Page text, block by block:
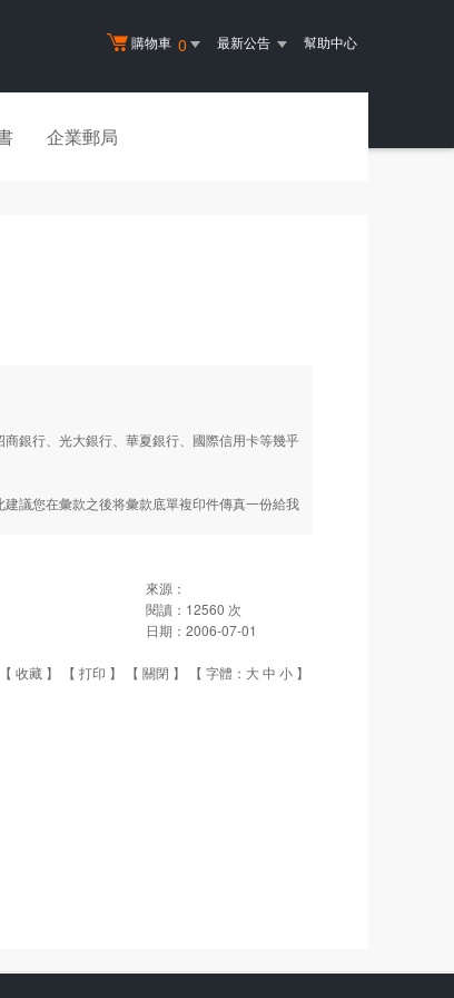
購物車 0 最新公告 幫助中心
企業郵局
銀行、光大銀行、華夏銀行、國際信用卡等幾乎
議您在彙款之後将彙款底單複印件傳真一份給我
來源：
閱讀： 12560 次
日期： 2006-07-01
收藏 】 【 打印 】 【 關閉 】 【 字體： 大中 小 】